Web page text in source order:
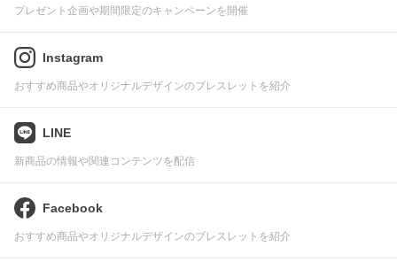
プレゼント企画や期間限定のキャンペーンを開催
Instagram
おすすめ商品やオリジナルデザインのブレスレットを紹介
LINE
新商品の情報や関連コンテンツを配信
Facebook
おすすめ商品やオリジナルデザインのブレスレットを紹介